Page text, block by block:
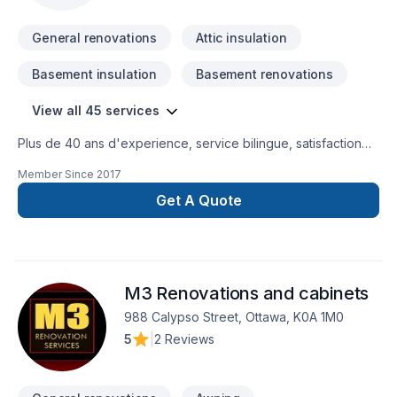
General renovations Attic insulation
Basement insulation Basement renovations
View all 45 services
Plus de 40 ans d'experience, service bilingue, satisfaction
Member Since 2017
Get A Quote
M3 Renovations and cabinets
988 Calypso Street, Ottawa, K0A 1M0
5
2 Reviews